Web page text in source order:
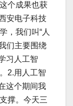
个成果也获
安电子科技
，我们叫“人
们主要围绕
习人工智
2.用人工智
这个期间我
撑。今天三